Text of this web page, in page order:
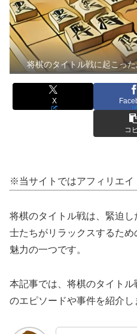
将棋のタイトル戦に起こっ
X
コ
※当サイトではアフィリエイ
将棋のタイトル戦は、緊迫
士たちがリラックスするた
魅力の一つです。
本記事では、将棋のタイト
のエピソードや事件を紹介し